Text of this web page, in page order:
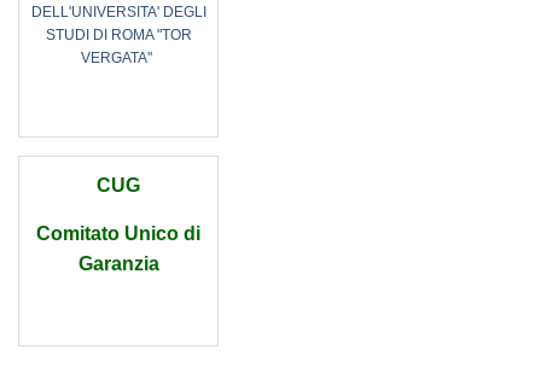
DELL'UNIVERSITA' DEGLI
STUDI DI ROMA "TOR
VERGATA"
CUG
Comitato Unico di
Garanzia